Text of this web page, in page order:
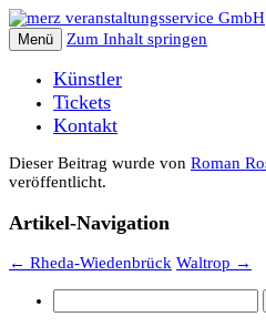
Menü Zum Inhalt springen
Künstler
Tickets
Kontakt
Dieser Beitrag wurde von Roman
veröffentlicht.
Artikel-Navigation
← Rheda-Wiedenbrück Waltrop →
nach: